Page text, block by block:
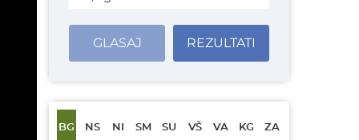
GLASAJ REZULTATI
BG NS NI SM SU VŠ VA KG ZA